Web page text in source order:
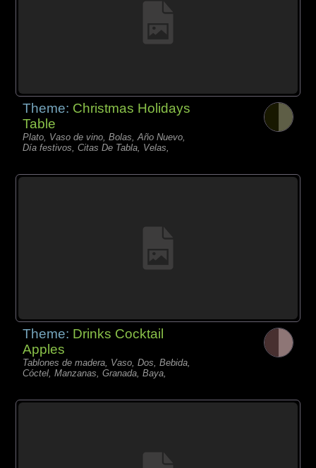
Theme: Christmas Holidays
Table
Plato, Vaso de vino, Bolas, Año Nuevo,
Día festivos, Citas De Tabla, Velas,
Theme: Drinks Cocktail
Apples
Tablones de madera, Vaso, Dos, Bebida,
Cóctel, Manzanas, Granada, Baya,